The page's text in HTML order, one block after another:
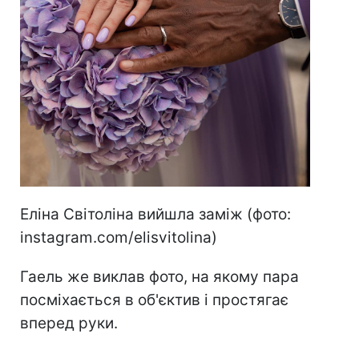
Еліна Світоліна вийшла заміж (фото:
instagram.com/elisvitolina)
Гаель же виклав фото, на якому пара
посміхається в об'єктив і простягає
вперед руки.